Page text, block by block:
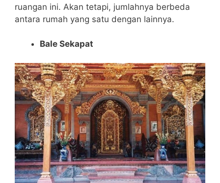
ruangan ini. Akan tetapi, jumlahnya berbeda
antara rumah yang satu dengan lainnya.
Bale Sekapat